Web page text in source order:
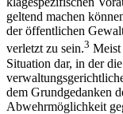
geltend machen
der öffentlichen
verletzt zu sein.3 Meist
Situation dar, in der
dem Grundgedanken
Abwehrmöglichkeit